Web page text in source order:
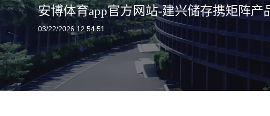
安博体育app官方网站-建兴储存携矩阵
03/22/2026 12:54:51